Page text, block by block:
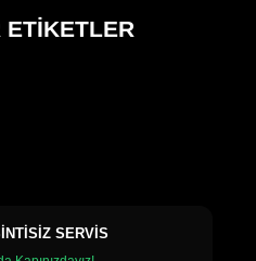
ETIKETLER
SERVİS